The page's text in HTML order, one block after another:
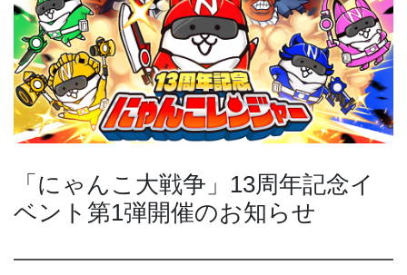
「にゃんこ大戦争」13周年記念イ
ベント第1弾開催のお知らせ